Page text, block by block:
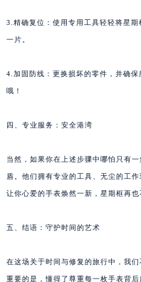
3.精确复位：使用专用工具轻轻将星
一片。
4.加固防线：更换损坏的零件，并确
哦！
四、专业服务：安全港湾
当然，如果你在上述步骤中哪怕只有
盾。他们拥有专业的工具、无尘的工
让你心爱的手表焕然一新，星期框再也
五、结语：守护时间的艺术
在这场关于时间与修复的旅行中，我
重要的是，懂得了尊重每一枚手表背